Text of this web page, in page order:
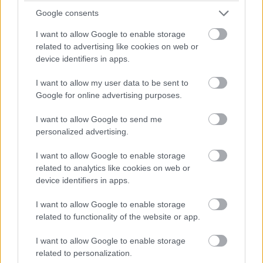
Google consents
I want to allow Google to enable storage
related to advertising like cookies on web or
device identifiers in apps.
I want to allow my user data to be sent to
Google for online advertising purposes.
I want to allow Google to send me
personalized advertising.
I want to allow Google to enable storage
related to analytics like cookies on web or
device identifiers in apps.
I want to allow Google to enable storage
related to functionality of the website or app.
I want to allow Google to enable storage
related to personalization.
Azt kétlem. Van hogy 5-10jére küldi be, de
mindig beküldi...
0 0 Némítás Válasz
D
Dr. Marko HITELESÍTETT
@dr-marko2026. 07. 06. 14:23
Mi volt mák? Hogy eleve a 3. helyen haladt?
↳ Válasz P
Párduc HITELESÍTETT
@parduc 2026. 07. 06. 14:26